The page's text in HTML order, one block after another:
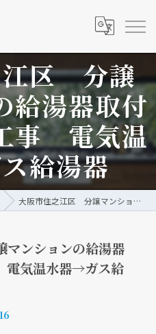
江区 分譲
給湯器取付
事 電気温
給湯器
大阪市住之江区 分譲マンションの給湯器取付リフォーム工事 電気温水器→ガス給湯器
ンションの給湯器
気温水器→ガス給